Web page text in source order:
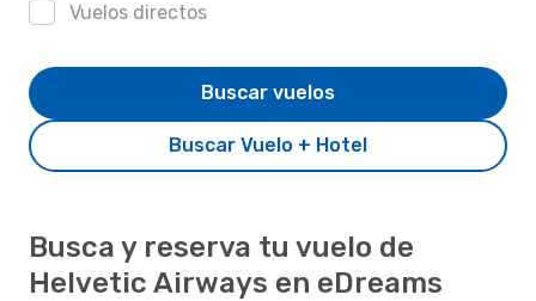
Vuelos directos
Buscar Vuelo + Hotel
Buscar vuelos
Busca y reserva tu vuelo de
Helvetic Airways en eDreams